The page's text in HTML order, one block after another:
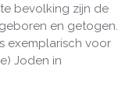
bevolking zijn de
en getogen.
exemplarisch voor
Joden in